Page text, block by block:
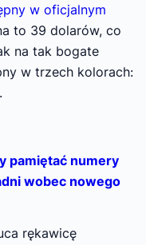
w oficjalnym
to 39 dolarów, co
na tak bogate
w trzech kolorach:
pamiętać numery
wobec nowego
rękawicę